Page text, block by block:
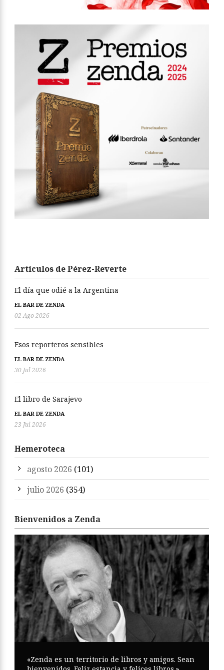
Artículos de Pérez-Reverte
El día que odié a la Argentina
EL BAR DE ZENDA
02 Ago 2026
Esos reporteros sensibles
EL BAR DE ZENDA
30 Jul 2026
El libro de Sarajevo
EL BAR DE ZENDA
23 Jul 2026
Hemeroteca
agosto 2026 (101)
julio 2026 (354)
Bienvenidos a Zenda
«Zenda es un territorio de libros y amigos. Sean